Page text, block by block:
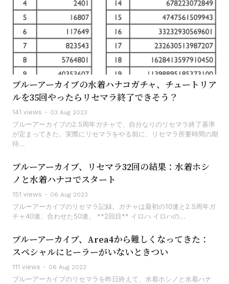
ブルーアーカイブの水着ハナコガチャ、チュートリア
ルを35回やったらリセマラ終了できそう？
141 views 03 Aug 2023
ブルーアーカイブの2.5周年ガチャで、自分なりのリセマラ終了基準
が定まってきた。実際にリセマラをやる前に、リセマラ所要時間の期
待...
ブルーアーカイブ、リセマラ32回の結果：水着ホシ
ノと水着ハナコでスタート
151 views 06 Aug 2023
ブルーアーカイブのリセマラ記録。ガチャは最初の10連と2.5周年ガ
チャ40連、合わせた50連。 **2回目** イロハ イロハの...
ブルーアーカイブ、Area4から難しくなってきた：
スペシャルにヒーラーがいないときつい
111 views 06 Aug 2023
ブルーアーカイブのリセマラを昨日終えて、水着ホシノと水着ハナ